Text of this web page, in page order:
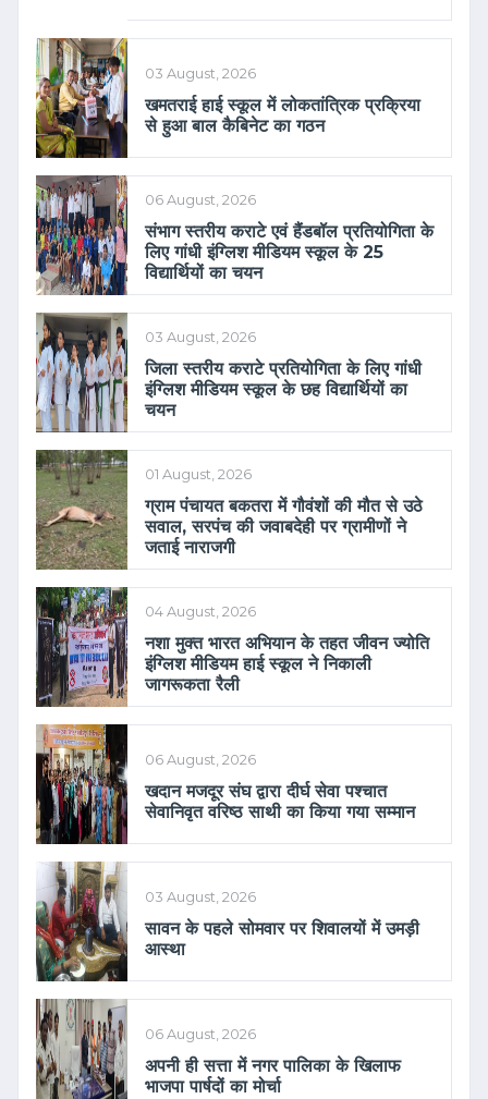
03 August, 2026
खमतराई हाई स्कूल में लोकतांत्रिक प्रक्रिया
से हुआ बाल कैबिनेट का गठन
06 August, 2026
संभाग स्तरीय कराटे एवं हैंडबॉल प्रतियोगिता के
लिए गांधी इंग्लिश मीडियम स्कूल के 25
विद्यार्थियों का चयन
03 August, 2026
जिला स्तरीय कराटे प्रतियोगिता के लिए गांधी
इंग्लिश मीडियम स्कूल के छह विद्यार्थियों का
चयन
01 August, 2026
ग्राम पंचायत बकतरा में गौवंशों की मौत से उठे
सवाल, सरपंच की जवाबदेही पर ग्रामीणों ने
जताई नाराजगी
04 August, 2026
नशा मुक्त भारत अभियान के तहत जीवन ज्योति
इंग्लिश मीडियम हाई स्कूल ने निकाली
जागरूकता रैली
06 August, 2026
खदान मजदूर संघ द्वारा दीर्घ सेवा पश्चात
सेवानिवृत वरिष्ठ साथी का किया गया सम्मान
03 August, 2026
सावन के पहले सोमवार पर शिवालयों में उमड़ी
आस्था
06 August, 2026
अपनी ही सत्ता में नगर पालिका के खिलाफ
भाजपा पार्षदों का मोर्चा